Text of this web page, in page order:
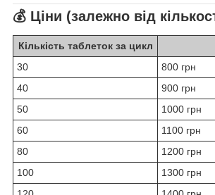
💰 Ціни (залежно від
Кількість таблеток за цикл
30
800 грн
40
900 грн
50
1000 грн
60
1100 грн
80
1200 грн
100
1300 грн